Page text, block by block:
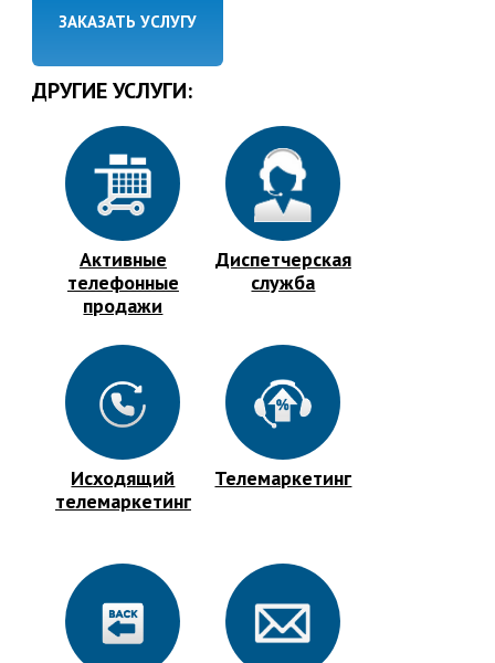
ЗАКАЗАТЬ УСЛУГУ
ДРУГИЕ УСЛУГИ:
Активные
телефонные
продажи
Диспетчерская
служба
Исходящий
телемаркетинг
Телемаркетинг